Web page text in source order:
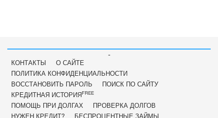
-
КОНТАКТЫ
О САЙТЕ
ПОЛИТИКА КОНФИДЕНЦИАЛЬНОСТИ
ВОССТАНОВИТЬ ПАРОЛЬ
ПОИСК ПО САЙТУ
КРЕДИТНАЯ ИСТОРИЯFREE
ПОМОЩЬ ПРИ ДОЛГАХ
ПРОВЕРКА ДОЛГОВ
НУЖЕН КРЕДИТ?
БЕСПРОЦЕНТНЫЕ ЗАЙМЫ